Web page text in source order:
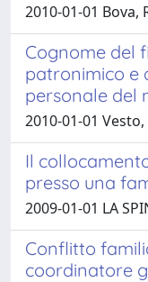
2010-01-01 Bova,
Cognome del
patronimico e
personale del
2010-01-01
Il
presso una
2009-01-01 LA
Conflitto
coordinatore